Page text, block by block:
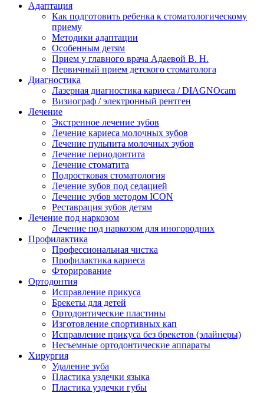
Адаптация
Как подготовить ребенка к стоматологическому
приему
Методики адаптации
Особенным детям
Прием у главного врача Адаевой В. Н.
Первичный прием детского стоматолога
Диагностика
Лазерная диагностика кариеса / DIAGNOcam
Визиограф / электронный рентген
Лечение
Экстренное лечение зубов
Лечение кариеса молочных зубов
Лечение пульпита молочных зубов
Лечение периодонтита
Лечение стоматита
Подростковая стоматология
Лечение зубов под седацией
Лечение зубов методом ICON
Реставрация зубов детям
Лечение под наркозом
Лечение под наркозом для иногородних
Профилактика
Профессиональная чистка
Профилактика кариеса
Фторирование
Ортодонтия
Исправление прикуса
Брекеты для детей
Ортодонтические пластины
Изготовление спортивных кап
Исправление прикуса без брекетов (элайнеры)
Несъемные ортодонтические аппараты
Хирургия
Удаление зуба
Пластика уздечки языка
Пластика уздечки губы